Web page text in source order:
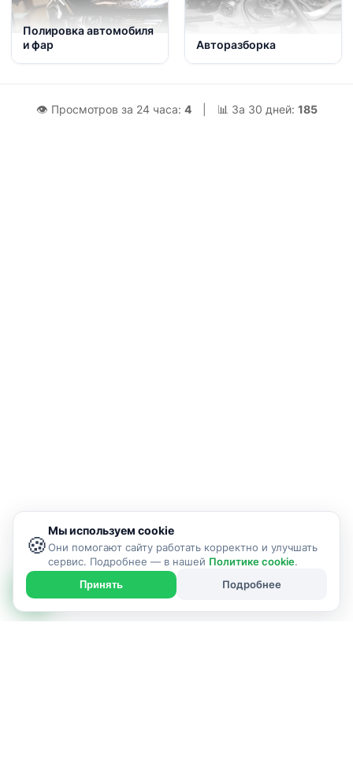
Полировка автомобиля
и фар
Авторазборка
👁 Просмотров за 24 часа: 4 📊 За 30 дней: 185
🍪
Мы используем cookie
Они помогают сайту работать корректно и улучшать
сервис. Подробнее — в нашей Политике cookie.
Принять Подробнее